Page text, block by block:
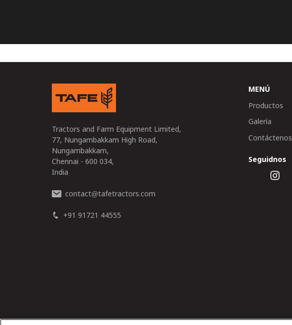
Tractors and Farm Equipment Limited,
77, Nungambakkam High Road,
Nungambakkam,
Chennai - 600 034,
India
contact@tafetractors.com
+91 91721 44555
MENÚ
Productos
Galería
Contáctenos
Seguidnos